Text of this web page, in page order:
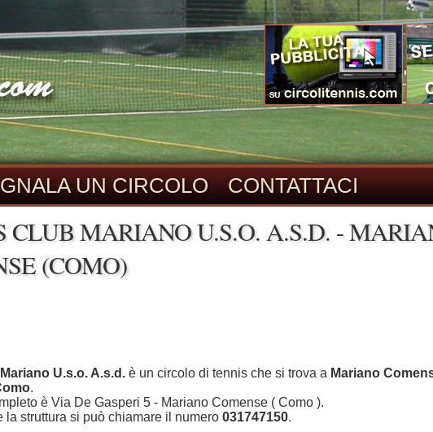
UN CIRCOLO CONTATTACI
CLUB MARIANO U.S.O. A.S.D. -
(COMO)
U.s.o. A.s.d. è un circolo di tennis che si trova a Mariano
.
è Via De Gasperi 5 - Mariano Comense ( Como ).
la struttura si può chiamare il numero 031747150.